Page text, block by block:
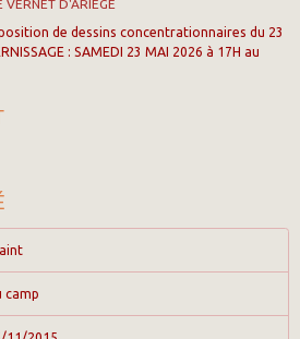
VERNET D'ARIÈGE
de dessins concentrationnaires du 23
: SAMEDI 23 MAI 2026 à 17H au
camp